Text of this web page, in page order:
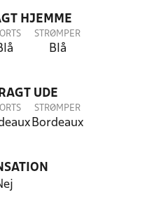
HJEMME
STRØMPER
Blå
UDE
STRØMPER
Bordeaux